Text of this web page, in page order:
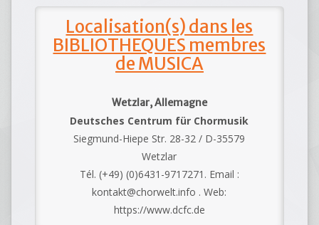
Localisation(s) dans les
BIBLIOTHEQUES membres
de MUSICA
Wetzlar, Allemagne
Deutsches Centrum für Chormusik
Siegmund-Hiepe Str. 28-32 / D-35579
Wetzlar
Tél. (+49) (0)6431-9717271. Email :
kontakt@chorwelt.info . Web:
https://www.dcfc.de